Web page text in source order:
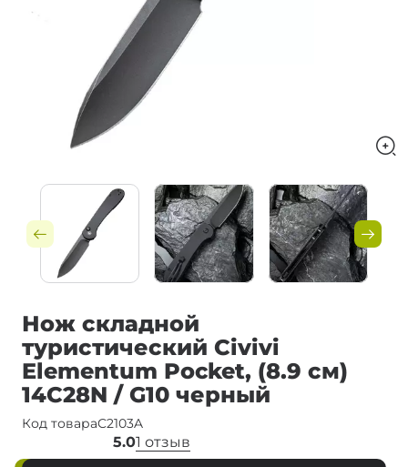
Нож складной
туристический Civivi
Elementum Pocket, (8.9 см)
14C28N / G10 черный
Код товараC2103A
5.01 отзыв